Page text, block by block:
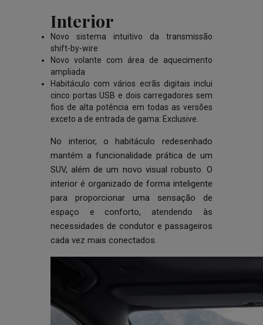
Interior
Novo sistema intuitivo da transmissão
shift-by-wire
Novo volante com área de aquecimento
ampliada
Habitáculo com vários ecrãs digitais inclui
cinco portas USB e dois carregadores sem
fios de alta potência em todas as versões
exceto a de entrada de gama: Exclusive.
No interior, o habitáculo redesenhado
mantém a funcionalidade prática de um
SUV, além de um novo visual robusto. O
interior é organizado de forma inteligente
para proporcionar uma sensação de
espaço e conforto, atendendo às
necessidades de condutor e passageiros
cada vez mais conectados.